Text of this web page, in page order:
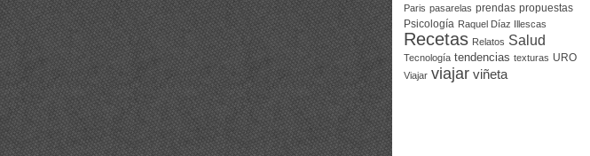
Paris pasarelas prendas propuestas
Psicología Raquel Díaz Illescas
Recetas Relatos Salud
Tecnología tendencias texturas URO
Viajar viajar viñeta